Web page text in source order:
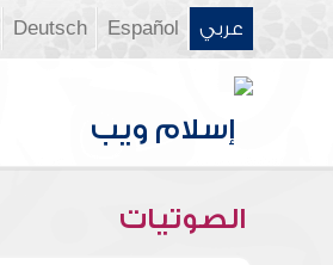
عربي Español
Deutsch
الصوتيات